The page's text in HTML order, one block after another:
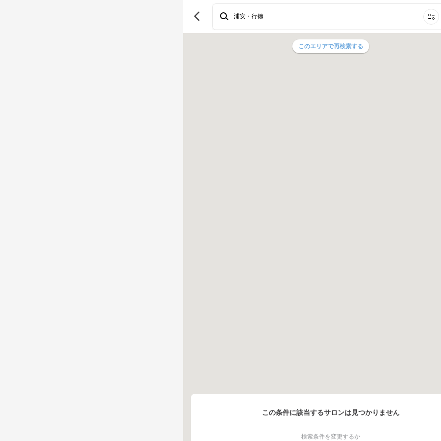
浦安・行徳
このエリアで再検索する
この条件に該当するサロンは見つかりません
検索条件を変更するか